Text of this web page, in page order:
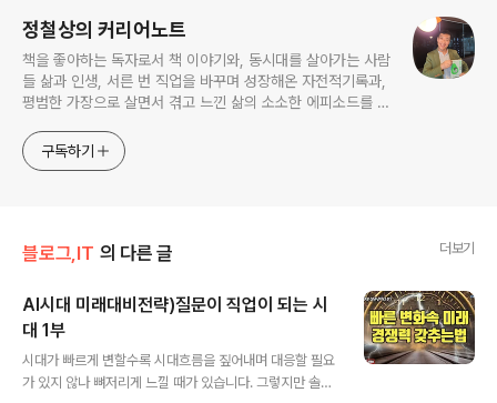
정철상의 커리어노트
책을 좋아하는 독자로서 책 이야기와, 동시대를 살아가는 사람
들 삶과 인생, 서른 번 직업을 바꾸며 성장해온 자전적기록과,
평범한 가장으로 살면서 겪고 느낀 삶의 소소한 에피소드를 전
고픈 커리어코치, 유튜브: 정교수의 인생수업
구독하기
블로그,IT 의 다른 글 더보기
AI시대 미래대비전략)질문이 직업이 되는 시
대 1부
시대가 빠르게 변할수록 시대흐름을 짚어내며 대응할 필요
가 있지 않나 뼈저리게 느낄 때가 있습니다. 그렇지만 솔직